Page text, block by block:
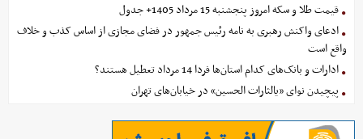
قیمت طلا و سکه امروز پنجشنبه 15 مرداد 1405+ جدول
ادعای واکنش رهبری به نامه رئیس جمهور در فضای مجازی از اساس کذب و خلاف
واقع است
ادارات و بانک‌های کدام استان‌ها فردا 14 مرداد تعطیل هستند؟
پیچیدن نوای «یالثارات الحسین» در خیابان‌های تهران